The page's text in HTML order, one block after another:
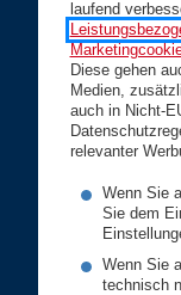
laufend
Diese gehen
Medien,
auch in Nicht-
relevanter
Wenn Sie
Sie dem
Wenn Sie
technisch